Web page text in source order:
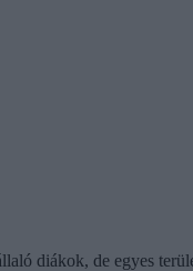
diákok, de egyes